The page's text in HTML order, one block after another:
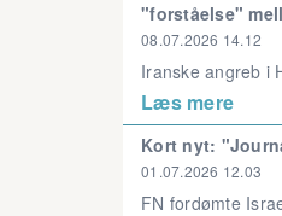
"forståelse"
08.07.2026 14.12
Iranske angreb i
Læs mere
Kort nyt:
01.07.2026 12.03
FN fordømte